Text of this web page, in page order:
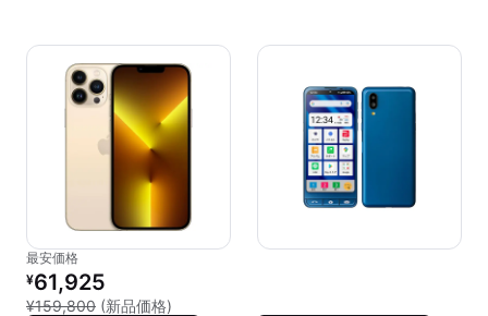
最安価格
リファービッシュ品の価格：
¥61,925
¥159,800 (新品価格)